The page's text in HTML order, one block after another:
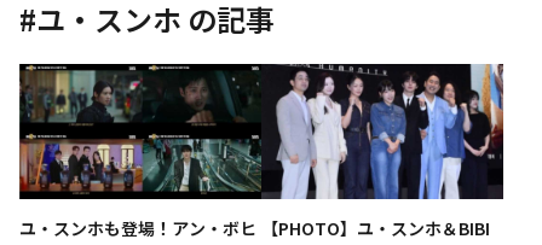
#ユ・スンホ の記事
ユ・スンホも登場！アン・ボヒ
【PHOTO】ユ・スンホ＆BIBI